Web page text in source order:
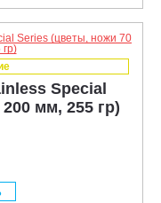
Special
мм, 255 гр)